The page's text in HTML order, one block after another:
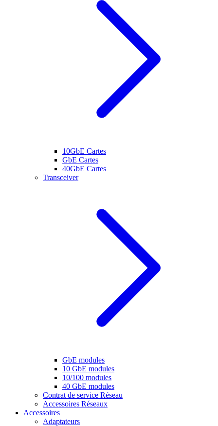
10GbE Cartes
GbE Cartes
40GbE Cartes
Transceiver
GbE modules
10 GbE modules
10/100 modules
40 GbE modules
Contrat de service Réseau
Accessoires Réseaux
Accessoires
Adaptateurs